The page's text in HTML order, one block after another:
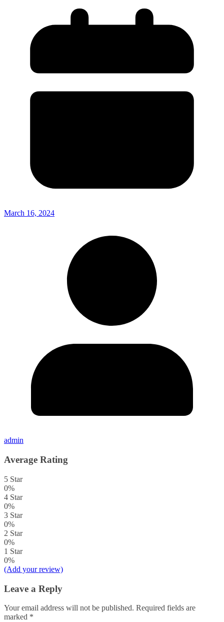
March 16, 2024
admin
Average Rating
5 Star
0%
4 Star
0%
3 Star
0%
2 Star
0%
1 Star
0%
(Add your review)
Leave a Reply
Your email address will not be published. Required fields are
marked *